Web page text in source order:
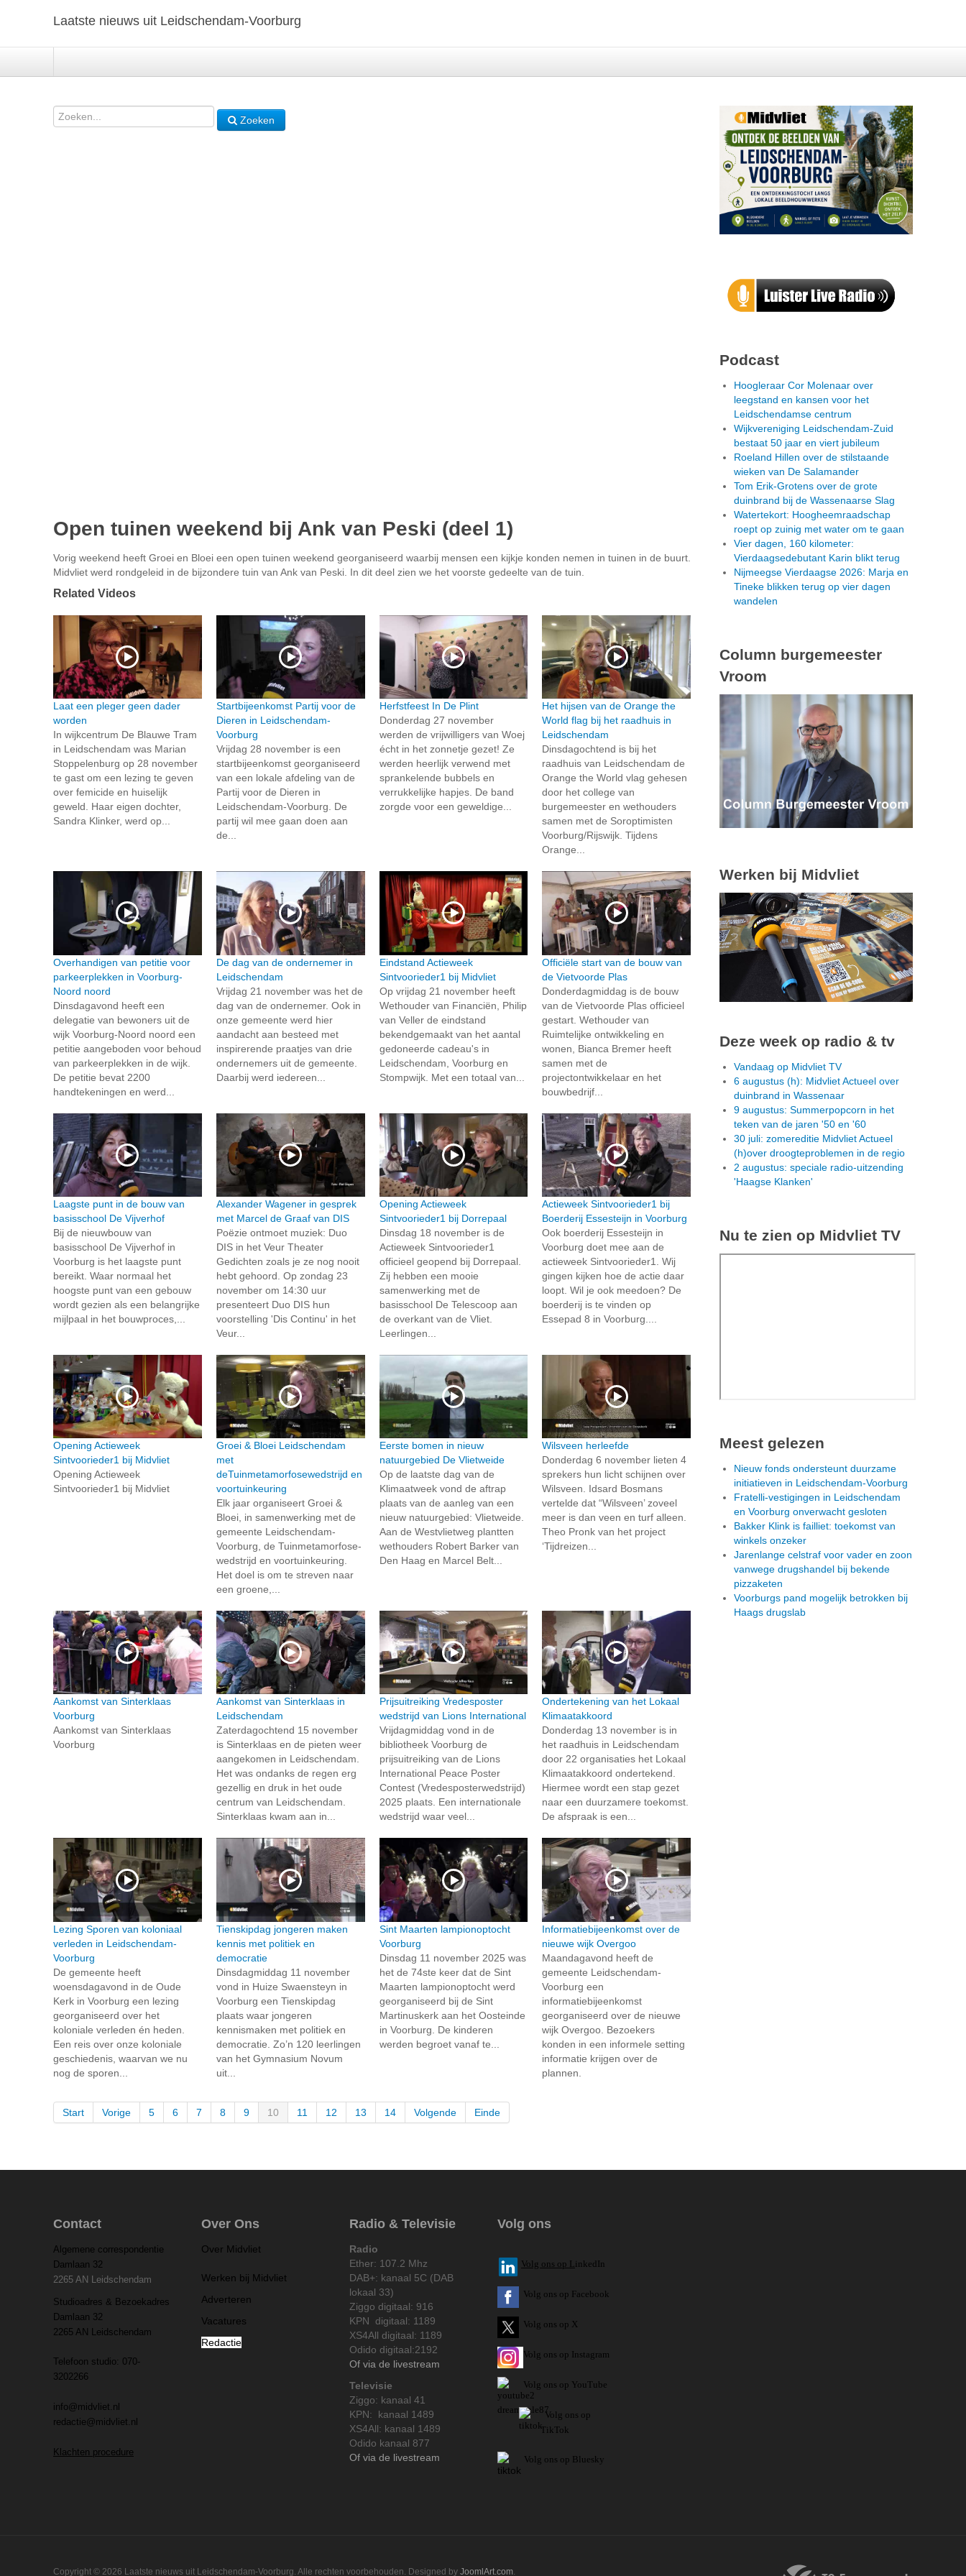
Laatste nieuws uit Leidschendam-Voorburg
Zoeken
Open tuinen weekend bij Ank van Peski (deel 1)
Vorig weekend heeft Groei en Bloei een open tuinen weekend georganiseerd waarbij mensen een kijkje konden nemen in tuinen in de buurt.
Midvliet werd rondgeleid in de bijzondere tuin van Ank van Peski. In dit deel zien we het voorste gedeelte van de tuin.
Related Videos
Laat een pleger geen dader
worden
In wijkcentrum De Blauwe Tram
in Leidschendam was Marian
Stoppelenburg op 28 november
te gast om een lezing te geven
over femicide en huiselijk
geweld. Haar eigen dochter,
Sandra Klinker, werd op...
Startbijeenkomst Partij voor de
Dieren in Leidschendam-
Voorburg
Vrijdag 28 november is een
startbijeenkomst georganiseerd
van een lokale afdeling van de
Partij voor de Dieren in
Leidschendam-Voorburg. De
partij wil mee gaan doen aan
de...
Herfstfeest In De Plint
Donderdag 27 november
werden de vrijwilligers van Woej
écht in het zonnetje gezet! Ze
werden heerlijk verwend met
sprankelende bubbels en
verrukkelijke hapjes. De band
zorgde voor een geweldige...
Het hijsen van de Orange the
World flag bij het raadhuis in
Leidschendam
Dinsdagochtend is bij het
raadhuis van Leidschendam de
Orange the World vlag gehesen
door het college van
burgemeester en wethouders
samen met de Soroptimisten
Voorburg/Rijswijk. Tijdens
Orange...
Overhandigen van petitie voor
parkeerplekken in Voorburg-
Noord noord
Dinsdagavond heeft een
delegatie van bewoners uit de
wijk Voorburg-Noord noord een
petitie aangeboden voor behoud
van parkeerplekken in de wijk.
De petitie bevat 2200
handtekeningen en werd...
De dag van de ondernemer in
Leidschendam
Vrijdag 21 november was het de
dag van de ondernemer. Ook in
onze gemeente werd hier
aandacht aan besteed met
inspirerende praatjes van drie
ondernemers uit de gemeente.
Daarbij werd iedereen...
Eindstand Actieweek
Sintvoorieder1 bij Midvliet
Op vrijdag 21 november heeft
Wethouder van Financiën, Philip
van Veller de eindstand
bekendgemaakt van het aantal
gedoneerde cadeau's in
Leidschendam, Voorburg en
Stompwijk. Met een totaal van...
Officiële start van de bouw van
de Vietvoorde Plas
Donderdagmiddag is de bouw
van de Vietvoorde Plas officieel
gestart. Wethouder van
Ruimtelijke ontwikkeling en
wonen, Bianca Bremer heeft
samen met de
projectontwikkelaar en het
bouwbedrijf...
Laagste punt in de bouw van
basisschool De Vijverhof
Bij de nieuwbouw van
basisschool De Vijverhof in
Voorburg is het laagste punt
bereikt. Waar normaal het
hoogste punt van een gebouw
wordt gezien als een belangrijke
mijlpaal in het bouwproces,...
Alexander Wagener in gesprek
met Marcel de Graaf van DIS
Poëzie ontmoet muziek: Duo
DIS in het Veur Theater
Gedichten zoals je ze nog nooit
hebt gehoord. Op zondag 23
november om 14:30 uur
presenteert Duo DIS hun
voorstelling 'Dis Continu' in het
Veur...
Opening Actieweek
Sintvoorieder1 bij Dorrepaal
Dinsdag 18 november is de
Actieweek Sintvoorieder1
officieel geopend bij Dorrepaal.
Zij hebben een mooie
samenwerking met de
basisschool De Telescoop aan
de overkant van de Vliet.
Leerlingen...
Actieweek Sintvoorieder1 bij
Boerderij Essesteijn in Voorburg
Ook boerderij Essesteijn in
Voorburg doet mee aan de
actieweek Sintvoorieder1. Wij
gingen kijken hoe de actie daar
loopt. Wil je ook meedoen? De
boerderij is te vinden op
Essepad 8 in Voorburg....
Opening Actieweek
Sintvoorieder1 bij Midvliet
Opening Actieweek
Sintvoorieder1 bij Midvliet
Groei & Bloei Leidschendam
met
deTuinmetamorfosewedstrijd en
voortuinkeuring
Elk jaar organiseert Groei &
Bloei, in samenwerking met de
gemeente Leidschendam-
Voorburg, de Tuinmetamorfose-
wedstrijd en voortuinkeuring.
Het doel is om te streven naar
een groene,...
Eerste bomen in nieuw
natuurgebied De Vlietweide
Op de laatste dag van de
Klimaatweek vond de aftrap
plaats van de aanleg van een
nieuw natuurgebied: Vlietweide.
Aan de Westvlietweg plantten
wethouders Robert Barker van
Den Haag en Marcel Belt...
Wilsveen herleefde
Donderdag 6 november lieten 4
sprekers hun licht schijnen over
Wilsveen. Idsard Bosmans
vertelde dat “Wilsveen’ zoveel
meer is dan veen en turf alleen.
Theo Pronk van het project
‘Tijdreizen...
Aankomst van Sinterklaas
Voorburg
Aankomst van Sinterklaas
Voorburg
Aankomst van Sinterklaas in
Leidschendam
Zaterdagochtend 15 november
is Sinterklaas en de pieten weer
aangekomen in Leidschendam.
Het was ondanks de regen erg
gezellig en druk in het oude
centrum van Leidschendam.
Sinterklaas kwam aan in...
Prijsuitreiking Vredesposter
wedstrijd van Lions International
Vrijdagmiddag vond in de
bibliotheek Voorburg de
prijsuitreiking van de Lions
International Peace Poster
Contest (Vredesposterwedstrijd)
2025 plaats. Een internationale
wedstrijd waar veel...
Ondertekening van het Lokaal
Klimaatakkoord
Donderdag 13 november is in
het raadhuis in Leidschendam
door 22 organisaties het Lokaal
Klimaatakkoord ondertekend.
Hiermee wordt een stap gezet
naar een duurzamere toekomst.
De afspraak is een...
Lezing Sporen van koloniaal
verleden in Leidschendam-
Voorburg
De gemeente heeft
woensdagavond in de Oude
Kerk in Voorburg een lezing
georganiseerd over het
koloniale verleden én heden.
Een reis over onze koloniale
geschiedenis, waarvan we nu
nog de sporen...
Tienskipdag jongeren maken
kennis met politiek en
democratie
Dinsdagmiddag 11 november
vond in Huize Swaensteyn in
Voorburg een Tienskipdag
plaats waar jongeren
kennismaken met politiek en
democratie. Zo’n 120 leerlingen
van het Gymnasium Novum
uit...
Sint Maarten lampionoptocht
Voorburg
Dinsdag 11 november 2025 was
het de 74ste keer dat de Sint
Maarten lampionoptocht werd
georganiseerd bij de Sint
Martinuskerk aan het Oosteinde
in Voorburg. De kinderen
werden begroet vanaf te...
Informatiebijeenkomst over de
nieuwe wijk Overgoo
Maandagavond heeft de
gemeente Leidschendam-
Voorburg een
informatiebijeenkomst
georganiseerd over de nieuwe
wijk Overgoo. Bezoekers
konden in een informele setting
informatie krijgen over de
plannen.
Start Vorige 5 6 7 8 9 10 11 12 13 14 Volgende Einde
Podcast
Hoogleraar Cor Molenaar over
leegstand en kansen voor het
Leidschendamse centrum
Wijkvereniging Leidschendam-Zuid
bestaat 50 jaar en viert jubileum
Roeland Hillen over de stilstaande
wieken van De Salamander
Tom Erik-Grotens over de grote
duinbrand bij de Wassenaarse Slag
Watertekort: Hoogheemraadschap
roept op zuinig met water om te gaan
Vier dagen, 160 kilometer:
Vierdaagsedebutant Karin blikt terug
Nijmeegse Vierdaagse 2026: Marja en
Tineke blikken terug op vier dagen
wandelen
Column burgemeester
Vroom
Werken bij Midvliet
Deze week op radio & tv
Vandaag op Midvliet TV
6 augustus (h): Midvliet Actueel over
duinbrand in Wassenaar
9 augustus: Summerpopcorn in het
teken van de jaren '50 en '60
30 juli: zomereditie Midvliet Actueel
(h)over droogteproblemen in de regio
2 augustus: speciale radio-uitzending
'Haagse Klanken'
Nu te zien op Midvliet TV
Meest gelezen
Nieuw fonds ondersteunt duurzame
initiatieven in Leidschendam-Voorburg
Fratelli-vestigingen in Leidschendam
en Voorburg onverwacht gesloten
Bakker Klink is failliet: toekomst van
winkels onzeker
Jarenlange celstraf voor vader en zoon
vanwege drugshandel bij bekende
pizzaketen
Voorburgs pand mogelijk betrokken bij
Haags drugslab
Contact
Algemene correspondentie
Damlaan 32
2265 AN Leidschendam
Studioadres & Bezoekadres
Damlaan 32
2265 AN Leidschendam
Telefoon studio: 070-
3202266
info@midvliet.nl
redactie@midvliet.nl
Klachten procedure
Over Ons
Over Midvliet
Werken bij Midvliet
Adverteren
Vacatures
Redactie
Radio & Televisie
Radio
Ether: 107.2 Mhz
DAB+: kanaal 5C (DAB
lokaal 33)
Ziggo digitaal: 916
KPN digitaal: 1189
XS4All digitaal: 1189
Odido digitaal:2192
Of via de livestream
Televisie
Ziggo: kanaal 41
KPN: kanaal 1489
XS4All: kanaal 1489
Odido kanaal 877
Of via de livestream
Volg ons
Volg ons op L inkedIn
Volg ons op Facebook
Volg ons op X
Volg ons op Instagram
Volg ons op YouTube
Volg ons op
TikTok
Volg ons op Bluesky
Copyright © 2026 Laatste nieuws uit Leidschendam-Voorburg. Alle rechten voorbehouden. Designed by JoomlArt.com